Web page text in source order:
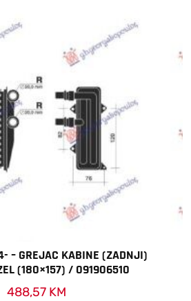
– GREJAC KABINE (ZADNJI)
(180×157) / 091906510
488,57 KM